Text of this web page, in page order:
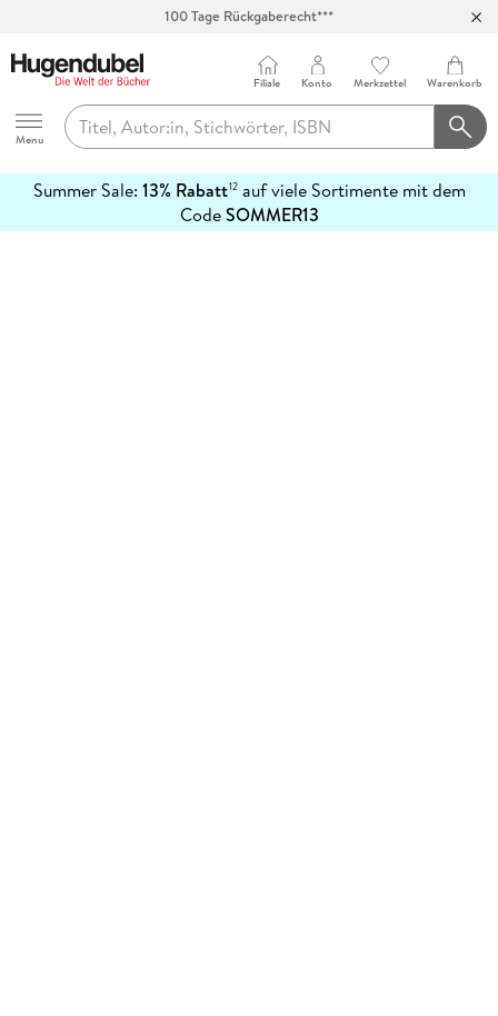
100 Tage Rückgaberecht***
Hugendubel
Menu
Filiale Konto Merkzettel Warenkorb
Summer Sale: 13% Rabatt12auf viele Sortimente mit dem
CodeSOMMER13
erfahren